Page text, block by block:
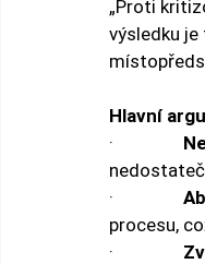
„Proti
výsledku
Hlavní
·
·
procesu,
·